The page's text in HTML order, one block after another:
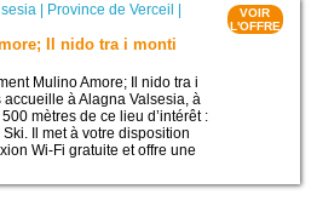
Province de Verceil
Il nido tra i monti
Mulino Amore; Il nido tra i
accueille à Alagna Valsesia, à
mètres de ce lieu d’intérêt :
Ski. Il met à votre disposition
Wi-Fi gratuite et offre une
VOIR
L'OFFRE